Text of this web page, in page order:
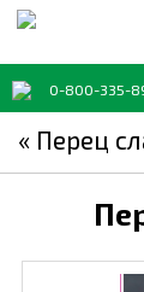
0-800-335-
« Перец